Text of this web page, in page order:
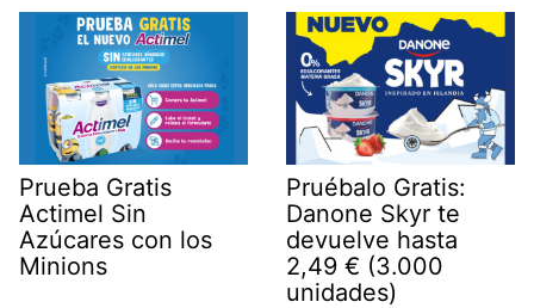
Prueba Gratis
Actimel Sin
Azúcares con los
Minions
Pruébalo Gratis:
Danone Skyr te
devuelve hasta
2,49 € (3.000
unidades)